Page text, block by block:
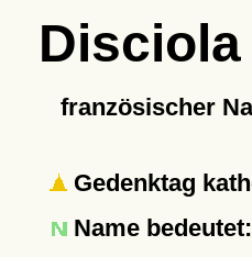
Disciola
französischer
Gedenktag
Name bedeutet: